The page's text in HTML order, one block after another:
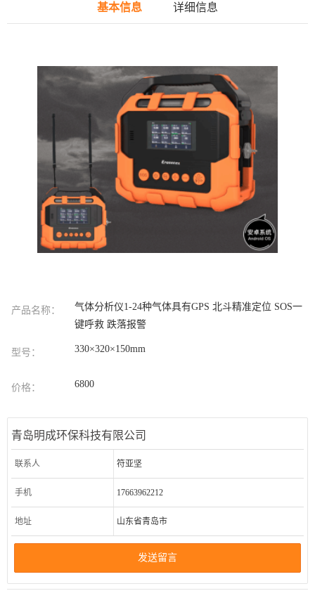
基本信息 详细信息
产品名称：
气体分析仪1-24种气体具有GPS 北斗精准定位 SOS一
键呼救 跌落报警
型号： 330×320×150mm
价格： 6800
青岛明成环保科技有限公司
联系人 符亚坚
手机 17663962212
地址 山东省青岛市
发送留言